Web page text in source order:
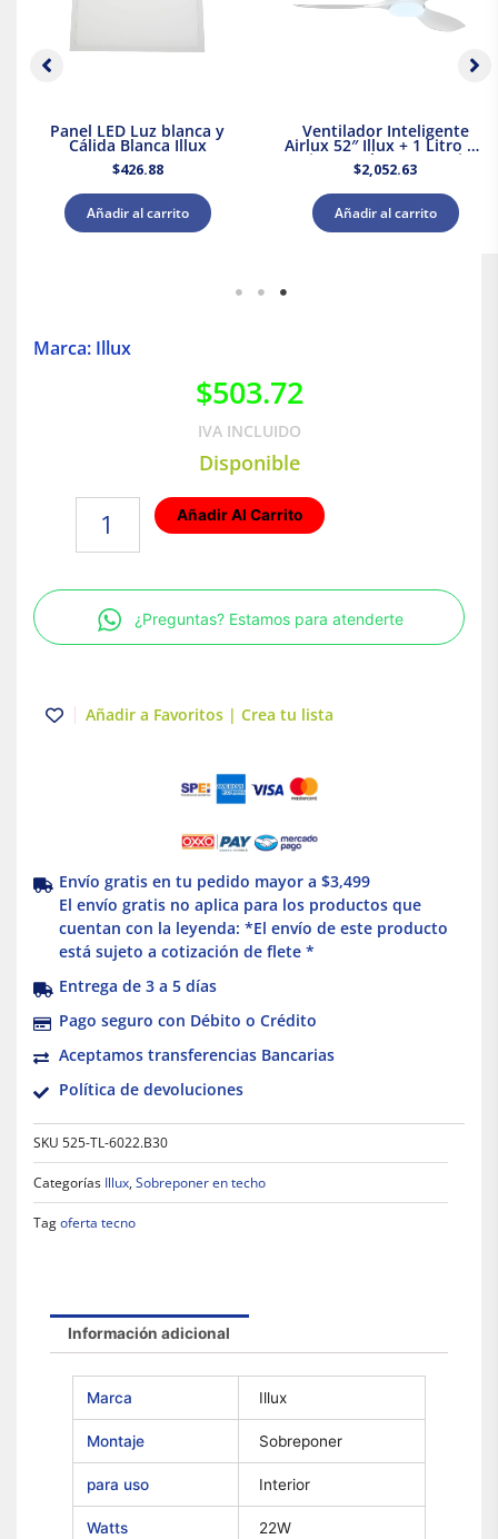
Panel LED Luz blanca y
Cálida Blanca Illux
$426.88
Añadir al carrito
Ventilador Inteligente
Airlux 52″ Illux + 1 Litro de
Pintura Blanca Acuario
$2,052.63
Añadir al carrito
Marca: Illux
$503.72
IVA INCLUIDO
Disponible
Techo
Tipo
Plafón
para
Cálida
Añadir Al Carrito
¿Preguntas? Estamos para atenderte
Añadir a Favoritos | Crea tu lista
Envío gratis en tu pedido mayor a $3,499
El envío gratis no aplica para los productos que
cuentan con la leyenda: *El envío de este producto
está sujeto a cotización de flete *
Entrega de 3 a 5 días
Pago seguro con Débito o Crédito
Aceptamos transferencias Bancarias
Política de devoluciones
SKU 525-TL-6022.B30
Categorías Illux, Sobreponer en techo
Tagoferta tecno
Información adicional
Marca Illux
Montaje Sobreponer
para uso Interior
Watts 22W